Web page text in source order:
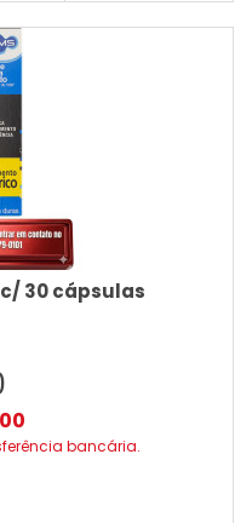
30 cápsulas
bancária.